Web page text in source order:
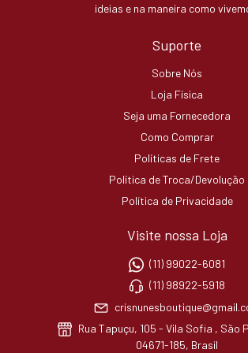
ideias e na maneira como
Suporte
Sobre Nós
Loja Física
Seja uma Fornecedora
Como Comprar
Políticas de Frete
Política de Troca/Devolução
Política de Privacidade
Visite nossa Loja
(11) 99022-6081
(11) 98922-5918
Rua Tapuçu, 105 - Vila Sofia , São
04671-185, Brasil